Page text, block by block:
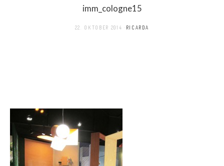
imm_cologne15
22. OKTOBER 2014 RICARDA